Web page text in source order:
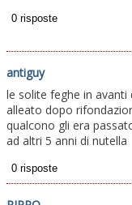
antiguy
le solite feghe in
alleato dopo
qualcono gli era
ad altri 5 anni di nutella